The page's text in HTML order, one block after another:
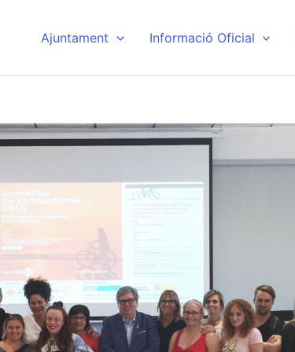
Ajuntament Informació Oficial